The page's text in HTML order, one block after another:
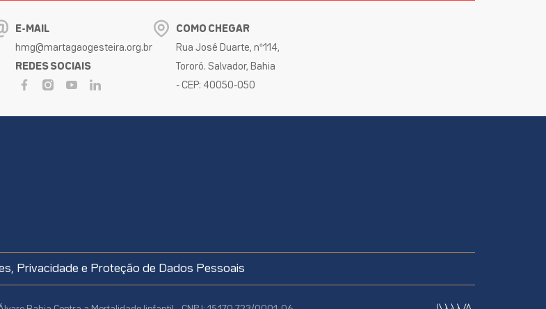
cookies
E-MAIL
hmg@martagaogesteira.org.br
REDES SOCIAIS
COMO CHEGAR
Rua José Duarte, nº114,
Tororó. Salvador, Bahia
- CEP: 40050-050
Privacidade e Proteção de Dados Pessoais